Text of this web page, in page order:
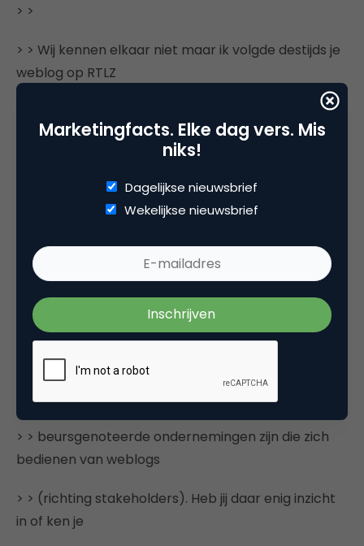
> >
> > Wij kennen elkaar niet maar ik volgde destijds je
weblog op RTLZ
> > Vanuit mijn weblog Marketingfacts volg ik al
enkele jaren de
> > ontwikkelingen op het gebied van weblogs.
Recentelijk heb ik mijn
> > baan opgegeven om me volledig te kunnen
richten op deze ‘nieuwe’
> > ontwikkelingen in de markt. Nu vroeg ik mij af of
er in Nederland al
> > beursgenoteerde ondernemingen zijn die zich
bedienen van weblogs
> > (richting stakeholders). Heb jij daar enig inzicht
in of ken je
Marketingfacts. Elke dag vers. Mis
niks!
Dagelijkse nieuwsbrief
Wekelijkse nieuwsbrief